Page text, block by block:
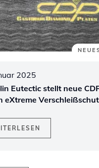
2025
Eutectic stellt neue
eXtreme